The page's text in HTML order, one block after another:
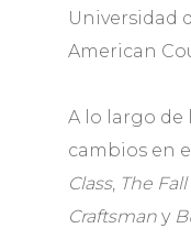
Universidad
American
A lo largo de
cambios en
Class, The
Craftsman y